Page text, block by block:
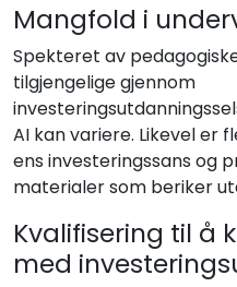
Mangfold i
Spekteret av
tilgjengelige gjennom
AI kan variere. Likevel er
ens investeringssans og
materialer som beriker
Kvalifisering til å
med